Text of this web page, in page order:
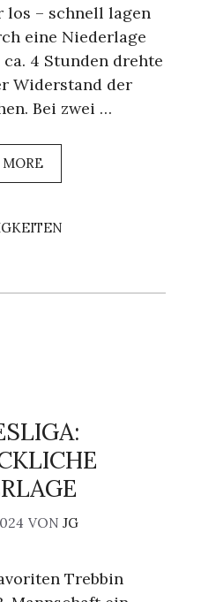
– schnell lagen
eine Niederlage
4 Stunden drehte
Widerstand der
Bei zwei …
MORE
VON JG
Trebbin